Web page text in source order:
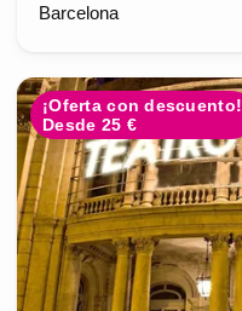
Barcelona
¡Oferta con descuento!
Desde 25 €